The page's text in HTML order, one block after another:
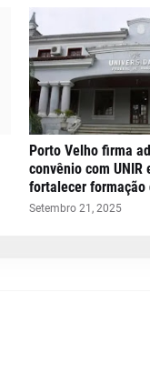
Porto Velho firma
convênio com UNIR
fortalecer formação
Setembro 21, 2025